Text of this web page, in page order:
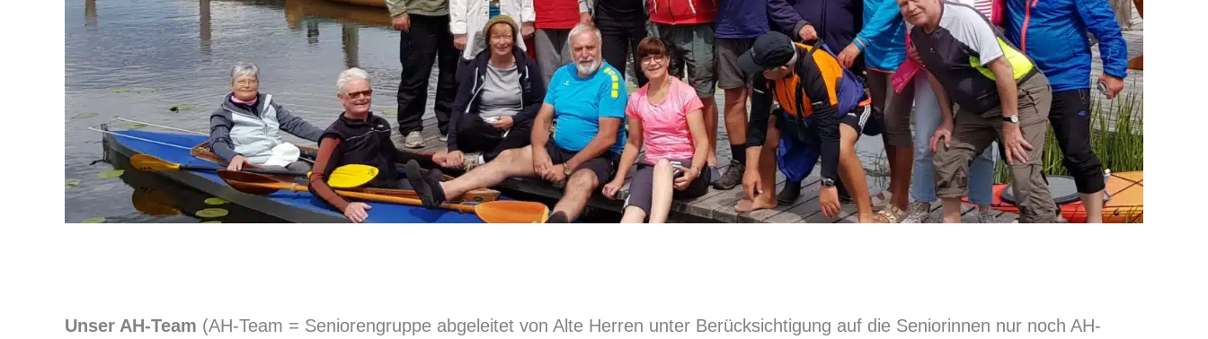
Unser AH-Team (AH-Team = Seniorengruppe abgeleitet von Alte Herren unter Berücksichtigung auf die Seniorinnen nur noch AH-